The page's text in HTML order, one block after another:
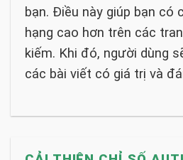
bạn. Điều này giúp bạn có
hạng cao hơn trên các
kiếm. Khi đó, người dùng
các bài viết có giá trị và